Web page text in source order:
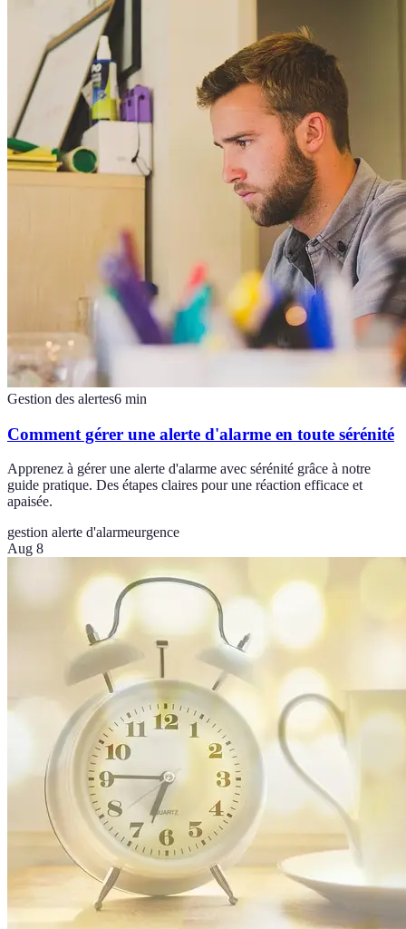
Gestion des alertes6 min
Comment gérer une alerte d'alarme en toute sérénité
Apprenez à gérer une alerte d'alarme avec sérénité grâce à notre
guide pratique. Des étapes claires pour une réaction efficace et
apaisée.
gestion alerte d'alarmeurgence
Aug 8